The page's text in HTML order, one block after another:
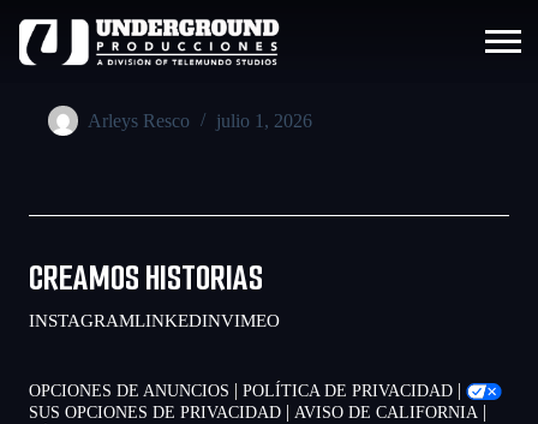
Arleys Resco julio 1, 2026
CREAMOS HISTORIAS
INSTAGRAMLINKEDINVIMEO
OPCIONES DE ANUNCIOS | POLÍTICA DE PRIVACIDAD |
SUS OPCIONES DE PRIVACIDAD | AVISO DE CALIFORNIA |